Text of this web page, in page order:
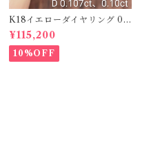
K18イエローダイヤリング 0.1
07ct D 0.10ct【PRO20878
1】
¥115,200
10%OFF